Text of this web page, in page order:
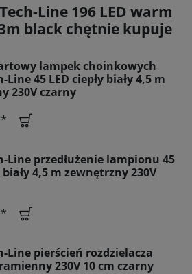
Line 196 LED warm
black chętnie kupuje
lampek choinkowych
Line 45 LED ciepły biały 4,5 m
230V czarny
Line przedłużenie lampionu 45
biały 4,5 m zewnętrzny 230V
Line pierścień rozdzielacza
230V 10 cm czarny